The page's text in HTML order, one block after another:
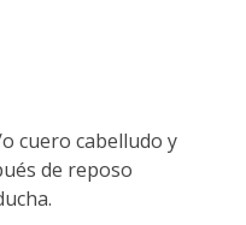
cuero cabelludo y
de reposo